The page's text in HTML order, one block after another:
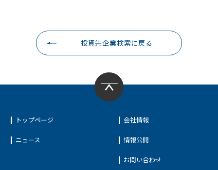
投資先企業検索に戻る
トップページ
ニュース
会社情報
情報公開
お問い合わせ